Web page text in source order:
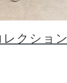
クション